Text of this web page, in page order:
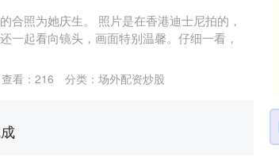
合照为她庆生。 照片是在香港迪士尼拍的，
一起看向镜头，画面特别温馨。仔细一看，
查看： 216 分类： 场外配资炒股